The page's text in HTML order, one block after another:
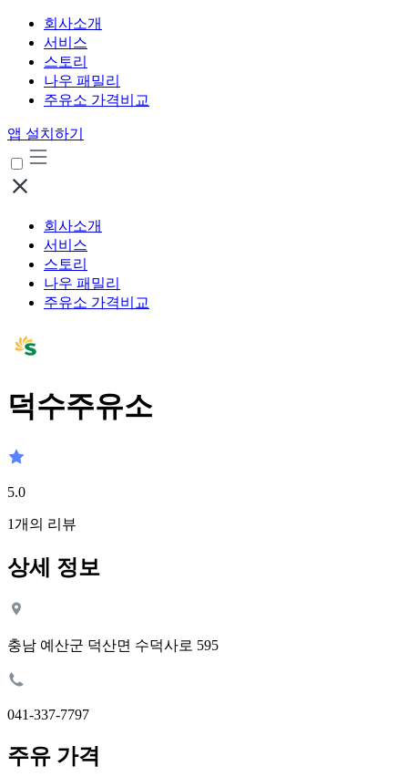
회사소개
서비스
스토리
나우 패밀리
주유소 가격비교
앱 설치하기
회사소개
서비스
스토리
나우 패밀리
주유소 가격비교
덕수주유소
5.0
1개의 리뷰
상세 정보
충남 예산군 덕산면 수덕사로 595
041-337-7797
주유 가격